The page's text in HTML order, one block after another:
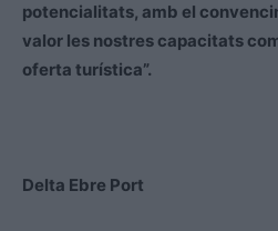
potencialitats, amb el
valor les nostres capacitats
oferta turística”.
Delta Ebre Port